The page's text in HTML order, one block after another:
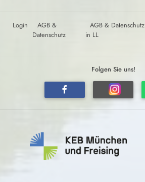
Login
AGB &
Datenschutz
AGB & Datenschutz
in LL
Folgen Sie uns!